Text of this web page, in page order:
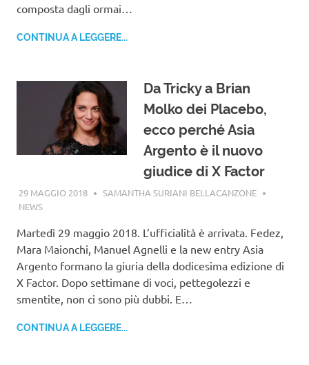
composta dagli ormai…
CONTINUA A LEGGERE...
Da Tricky a Brian
Molko dei Placebo,
ecco perché Asia
Argento è il nuovo
giudice di X Factor
29 MAGGIO 2018
SAMANTHA SURIANI BELLACANZONE
NEWS
Martedì 29 maggio 2018. L’ufficialità è arrivata. Fedez,
Mara Maionchi, Manuel Agnelli e la new entry Asia
Argento formano la giuria della dodicesima edizione di
X Factor. Dopo settimane di voci, pettegolezzi e
smentite, non ci sono più dubbi. E…
CONTINUA A LEGGERE...